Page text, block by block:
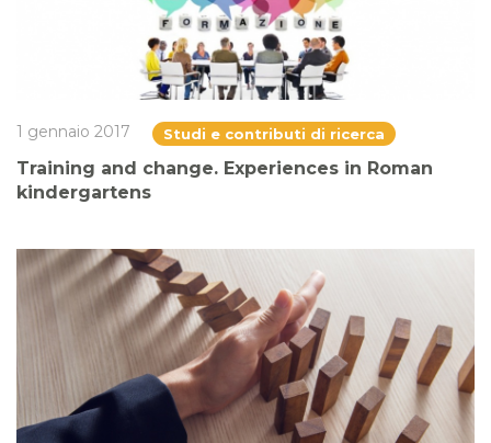
1 gennaio 2017 Studi e contributi di ricerca
Training and change. Experiences in Roman
kindergartens